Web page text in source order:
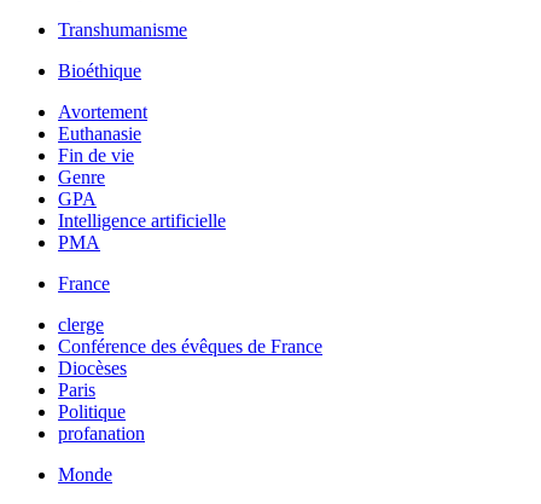
Transhumanisme
Bioéthique
Avortement
Euthanasie
Fin de vie
Genre
GPA
Intelligence artificielle
PMA
France
clerge
Conférence des évêques de France
Diocèses
Paris
Politique
profanation
Monde